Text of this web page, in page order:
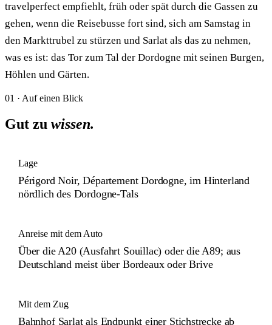
travelperfect empfiehlt, früh oder spät durch die Gassen zu
gehen, wenn die Reisebusse fort sind, sich am Samstag in
den Markttrubel zu stürzen und Sarlat als das zu nehmen,
was es ist: das Tor zum Tal der Dordogne mit seinen Burgen,
Höhlen und Gärten.
01 · Auf einen Blick
Gut zu wissen.
Lage
Périgord Noir, Département Dordogne, im Hinterland
nördlich des Dordogne-Tals
Anreise mit dem Auto
Über die A20 (Ausfahrt Souillac) oder die A89; aus
Deutschland meist über Bordeaux oder Brive
Mit dem Zug
Bahnhof Sarlat als Endpunkt einer Stichstrecke ab